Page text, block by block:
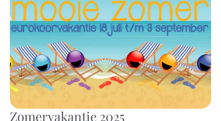
Zomervakantie 2025
Zomervakantie